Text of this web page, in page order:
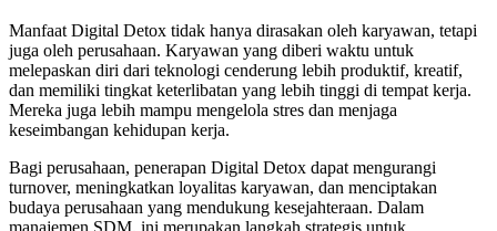
Manfaat Digital Detox tidak hanya dirasakan oleh karyawan, tetapi
juga oleh perusahaan. Karyawan yang diberi waktu untuk
melepaskan diri dari teknologi cenderung lebih produktif, kreatif,
dan memiliki tingkat keterlibatan yang lebih tinggi di tempat kerja.
Mereka juga lebih mampu mengelola stres dan menjaga
keseimbangan kehidupan kerja.
Bagi perusahaan, penerapan Digital Detox dapat mengurangi
turnover, meningkatkan loyalitas karyawan, dan menciptakan
budaya perusahaan yang mendukung kesejahteraan. Dalam
manajemen SDM, ini merupakan langkah strategis untuk